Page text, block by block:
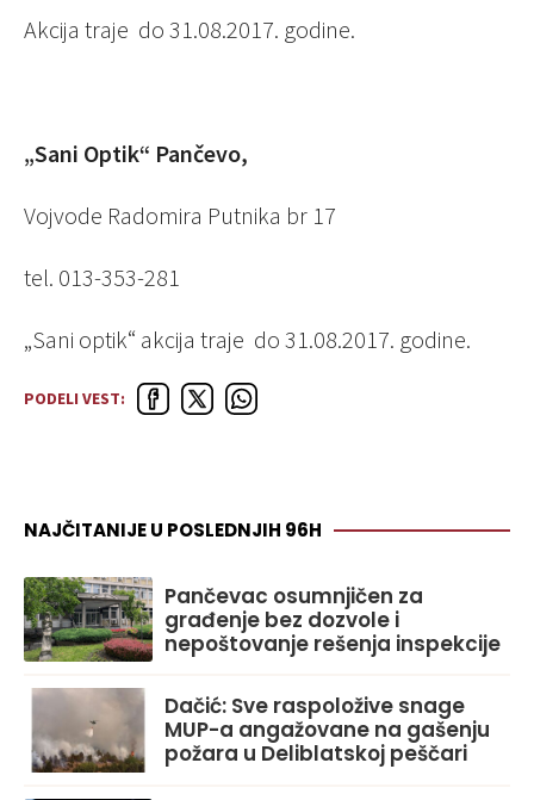
Akcija traje do 31.08.2017. godine.
„Sani Optik“ Pančevo,
Vojvode Radomira Putnika br 17
tel. 013-353-281
„Sani optik“ akcija traje do 31.08.2017. godine.
PODELI VEST:
NAJČITANIJE U POSLEDNJIH 96H
Pančevac osumnjičen za
građenje bez dozvole i
nepoštovanje rešenja inspekcije
Dačić: Sve raspoložive snage
MUP-a angažovane na gašenju
požara u Deliblatskoj peščari